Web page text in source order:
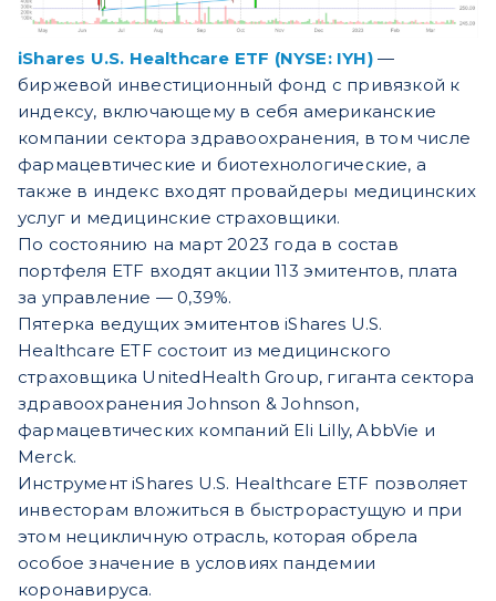
iShares U.S. Healthcare ETF (NYSE: IYH)—
биржевой инвестиционный фонд с привязкой к
индексу, включающему в себя американские
компании сектора здравоохранения, в том числе
фармацевтические и биотехнологические, а
также в индекс входят провайдеры медицинских
услуг и медицинские страховщики.
По состоянию на март 2023 года в состав
портфеля ETF входят акции 113 эмитентов, плата
за управление — 0,39%.
Пятерка ведущих эмитентов iShares U.S.
Healthcare ETF состоит из медицинского
страховщика UnitedHealth Group, гиганта сектора
здравоохранения Johnson & Johnson,
фармацевтических компаний Eli Lilly, AbbVie и
Merck.
Инструмент iShares U.S. Healthcare ETF позволяет
инвесторам вложиться в быстрорастущую и при
этом нецикличную отрасль, которая обрела
особое значение в условиях пандемии
коронавируса.